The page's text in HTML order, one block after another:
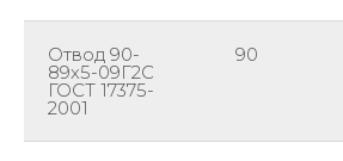
Отвод 90-
89х5-09Г2С
ГОСТ 17375-
2001
90